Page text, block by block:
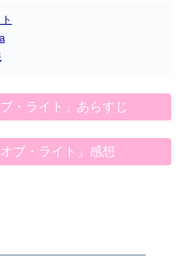
・ライト」あらすじ
ブ・ライト」感想